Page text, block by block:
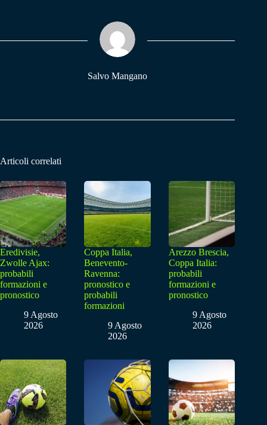
pp m
Salvo Mangano
Articoli correlati
Eredivisie,
Zwolle Ajax:
probabili
formazioni e
pronostico
9 Agosto
2026
Coppa Italia,
Benevento-
Ravenna:
pronostico e
probabili
formazioni
9 Agosto
2026
Arezzo Brescia,
Coppa Italia:
probabili
formazioni e
pronostico
9 Agosto
2026